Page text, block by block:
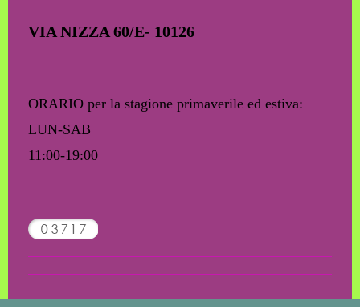
VIA NIZZA 60/E- 10126
ORARIO per la stagione primaverile ed estiva:
LUN-SAB
11:00-19:00